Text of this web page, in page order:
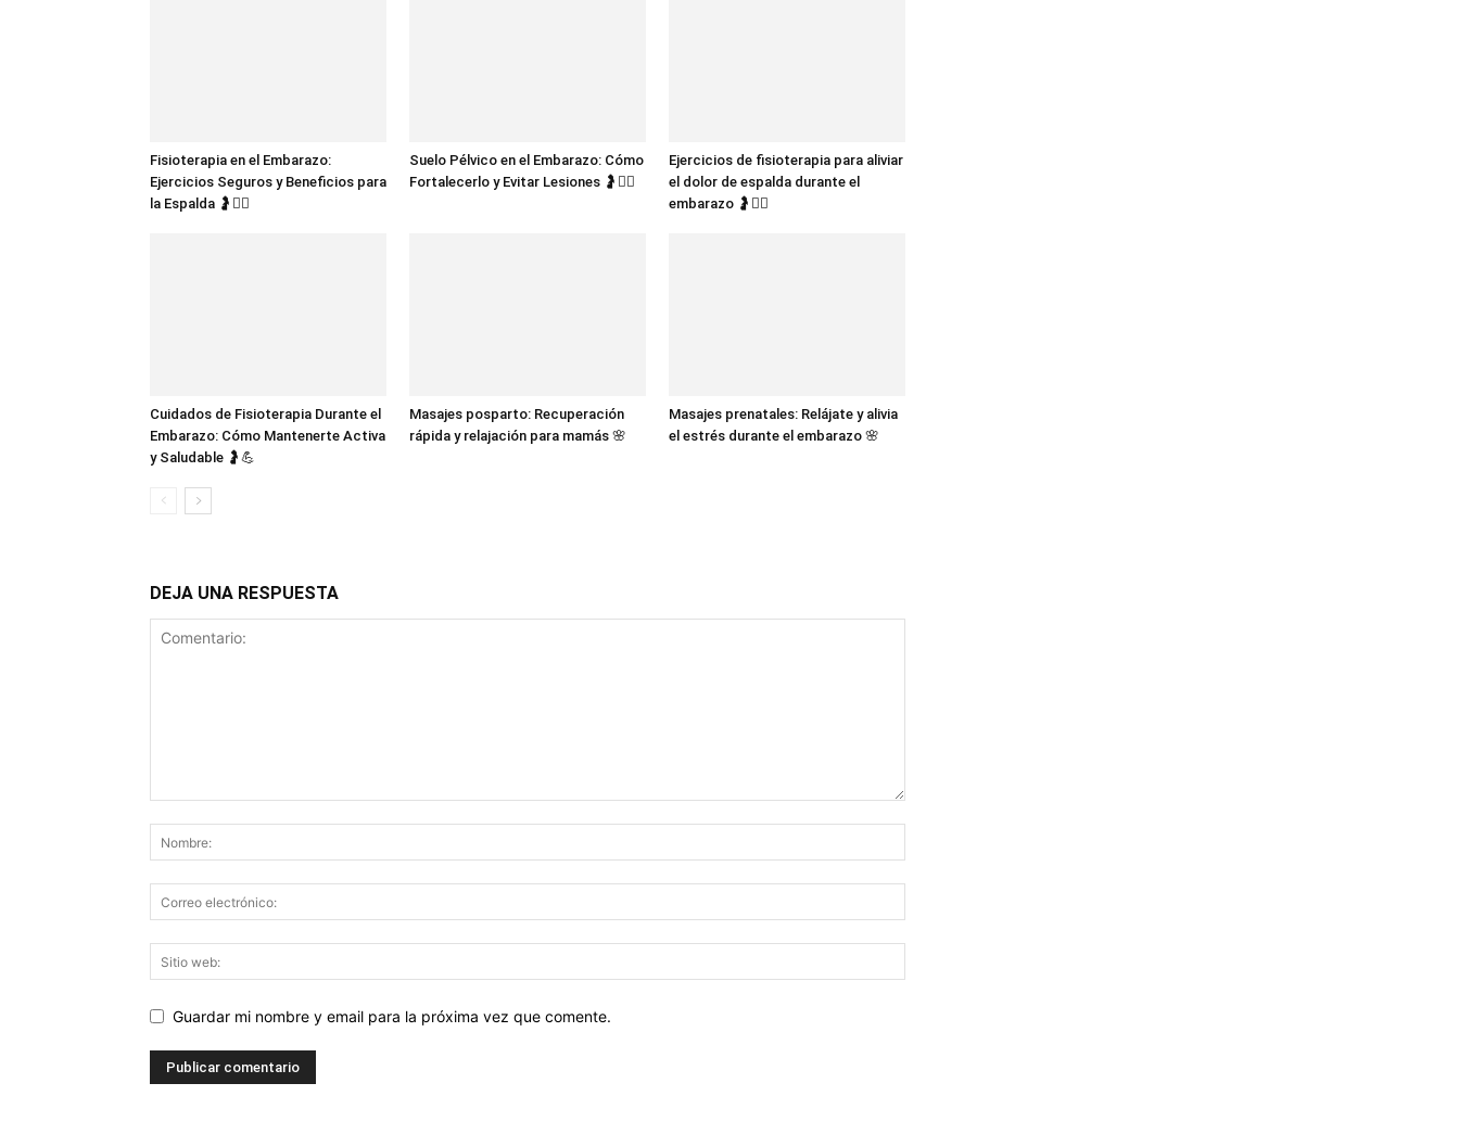
Fisioterapia en el Embarazo:
Ejercicios Seguros y Beneficios para
la Espalda 🤰💆‍♀️
Suelo Pélvico en el Embarazo: Cómo
Fortalecerlo y Evitar Lesiones 🤰🧘‍♀️
Ejercicios de fisioterapia para aliviar
el dolor de espalda durante el
embarazo 🤰🧘‍♀️
Cuidados de Fisioterapia Durante el
Embarazo: Cómo Mantenerte Activa
y Saludable 🤰💪
Masajes posparto: Recuperación
rápida y relajación para mamás 🌸
Masajes prenatales: Relájate y alivia
el estrés durante el embarazo 🌸
DEJA UNA RESPUESTA
Guardar mi nombre y email para la próxima vez que comente.